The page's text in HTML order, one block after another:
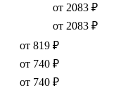
от 2083 ₽
от 2083 ₽
от 819 ₽
от 740 ₽
от 740 ₽